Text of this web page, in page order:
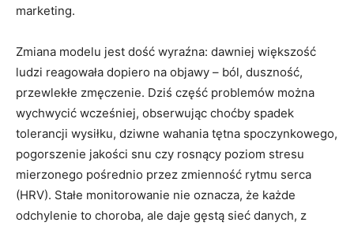
marketing.
Zmiana modelu jest dość wyraźna: dawniej większość
ludzi reagowała dopiero na objawy – ból, duszność,
przewlekłe zmęczenie. Dziś część problemów można
wychwycić wcześniej, obserwując choćby spadek
tolerancji wysiłku, dziwne wahania tętna spoczynkowego,
pogorszenie jakości snu czy rosnący poziom stresu
mierzonego pośrednio przez zmienność rytmu serca
(HRV). Stałe monitorowanie nie oznacza, że każde
odchylenie to choroba, ale daje gęstą sieć danych, z